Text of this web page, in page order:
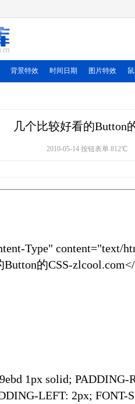
背景特效 时间日期 图片特效
几个比较好看的Button
2010-05-14 按钮表单 812℃